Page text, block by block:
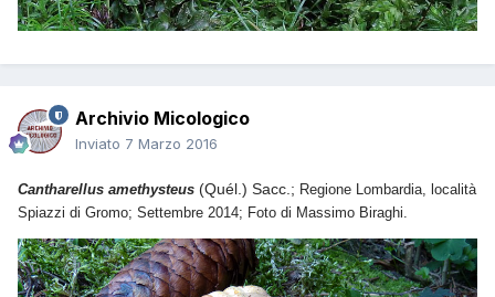
Archivio Micologico
Inviato 7 Marzo 2016
Cantharellus amethysteus (Quél.) Sacc.; Regione Lombardia, località
Spiazzi di Gromo; Settembre 2014; Foto di Massimo Biraghi.